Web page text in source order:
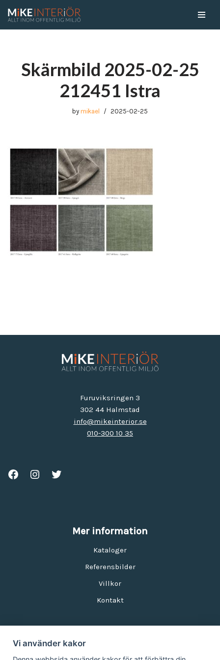
Skärmbild 2025-02-25
212451 Istra
by mikael 2025-02-25
Furuviksringen 3
302 44 Halmstad
info@mikeinterior.se
010-300 10 35
Mer information
Kataloger
Referensbilder
Villkor
Kontakt
Vi använder kakor